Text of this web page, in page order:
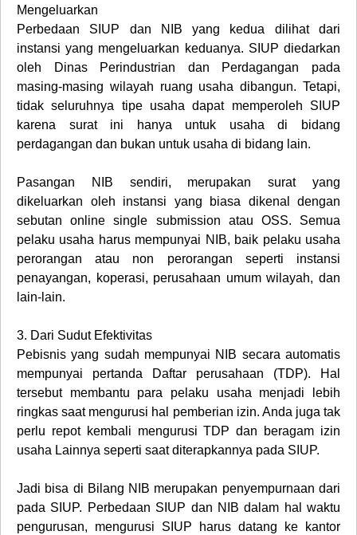
Mengeluarkan
Perbedaan SIUP dan NIB yang kedua dilihat dari
instansi yang mengeluarkan keduanya. SIUP diedarkan
oleh Dinas Perindustrian dan Perdagangan pada
masing-masing wilayah ruang usaha dibangun. Tetapi,
tidak seluruhnya tipe usaha dapat memperoleh SIUP
karena surat ini hanya untuk usaha di bidang
perdagangan dan bukan untuk usaha di bidang lain.
Pasangan NIB sendiri, merupakan surat yang
dikeluarkan oleh instansi yang biasa dikenal dengan
sebutan online single submission atau OSS. Semua
pelaku usaha harus mempunyai NIB, baik pelaku usaha
perorangan atau non perorangan seperti instansi
penayangan, koperasi, perusahaan umum wilayah, dan
lain-lain.
3. Dari Sudut Efektivitas
Pebisnis yang sudah mempunyai NIB secara automatis
mempunyai pertanda Daftar perusahaan (TDP). Hal
tersebut membantu para pelaku usaha menjadi lebih
ringkas saat mengurusi hal pemberian izin. Anda juga tak
perlu repot kembali mengurusi TDP dan beragam izin
usaha Lainnya seperti saat diterapkannya pada SIUP.
Jadi bisa di Bilang NIB merupakan penyempurnaan dari
pada SIUP. Perbedaan SIUP dan NIB dalam hal waktu
pengurusan, mengurusi SIUP harus datang ke kantor